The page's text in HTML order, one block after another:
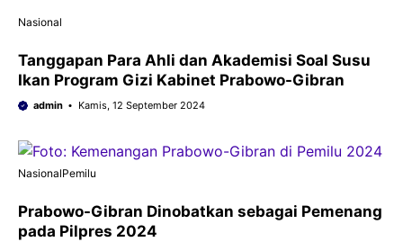
Nasional
Tanggapan Para Ahli dan Akademisi Soal Susu
Ikan Program Gizi Kabinet Prabowo-Gibran
admin Kamis, 12 September 2024
NasionalPemilu
Prabowo-Gibran Dinobatkan sebagai Pemenang
pada Pilpres 2024